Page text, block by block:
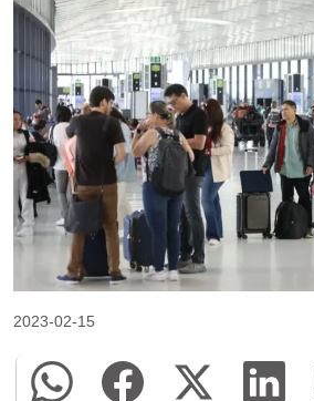
2023-02-15